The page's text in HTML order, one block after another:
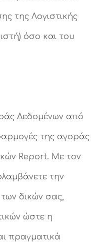
της Λογιστικής
όσο και του
Δεδομένων από
της αγοράς
Report. Με τον
την
των δικών σας,
ώστε η
πραγματικά